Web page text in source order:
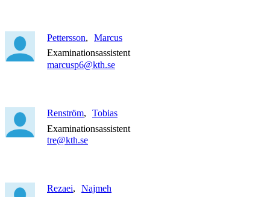
Pettersson
Marcus
Examinationsassistent
marcusp6@kth.se
Renström
Tobias
Examinationsassistent
tre@kth.se
Rezaei
Najmeh